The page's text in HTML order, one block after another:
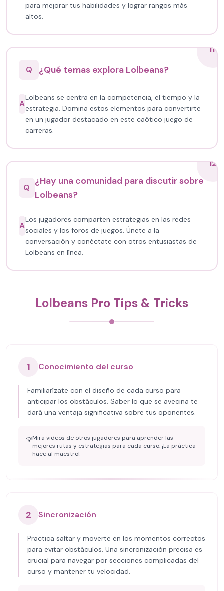
para mejorar tus habilidades y lograr rangos más
altos.
11
Q
¿Qué temas explora Lolbeans?
A
Lolbeans se centra en la competencia, el tiempo y la
estrategia. Domina estos elementos para convertirte
en un jugador destacado en este caótico juego de
carreras.
12
Q
¿Hay una comunidad para discutir sobre
Lolbeans?
A
Los jugadores comparten estrategias en las redes
sociales y los foros de juegos. Únete a la
conversación y conéctate con otros entusiastas de
Lolbeans en línea.
Lolbeans Pro Tips & Tricks
1 Conocimiento del curso
Familiarízate con el diseño de cada curso para
anticipar los obstáculos. Saber lo que se avecina te
dará una ventaja significativa sobre tus oponentes.
💡Mira videos de otros jugadores para aprender las
mejores rutas y estrategias para cada curso. ¡La práctica
hace al maestro!
2 Sincronización
Practica saltar y moverte en los momentos correctos
para evitar obstáculos. Una sincronización precisa es
crucial para navegar por secciones complicadas del
curso y mantener tu velocidad.